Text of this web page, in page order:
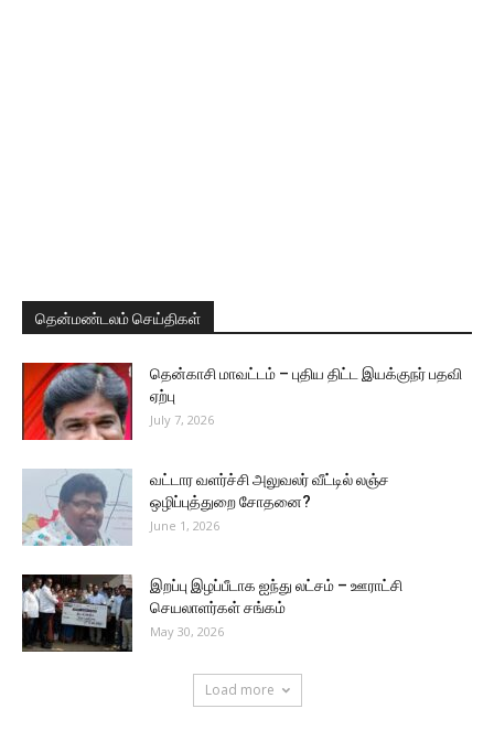
தென்மண்டலம் செய்திகள்
தென்காசி மாவட்டம் – புதிய திட்ட இயக்குநர் பதவி
ஏற்பு
July 7, 2026
வட்டார வளர்ச்சி அலுவலர் வீட்டில் லஞ்ச
ஒழிப்புத்துறை சோதனை?
June 1, 2026
இறப்பு இழப்பீடாக ஐந்து லட்சம் – ஊராட்சி
செயலாளர்கள் சங்கம்
May 30, 2026
Load more